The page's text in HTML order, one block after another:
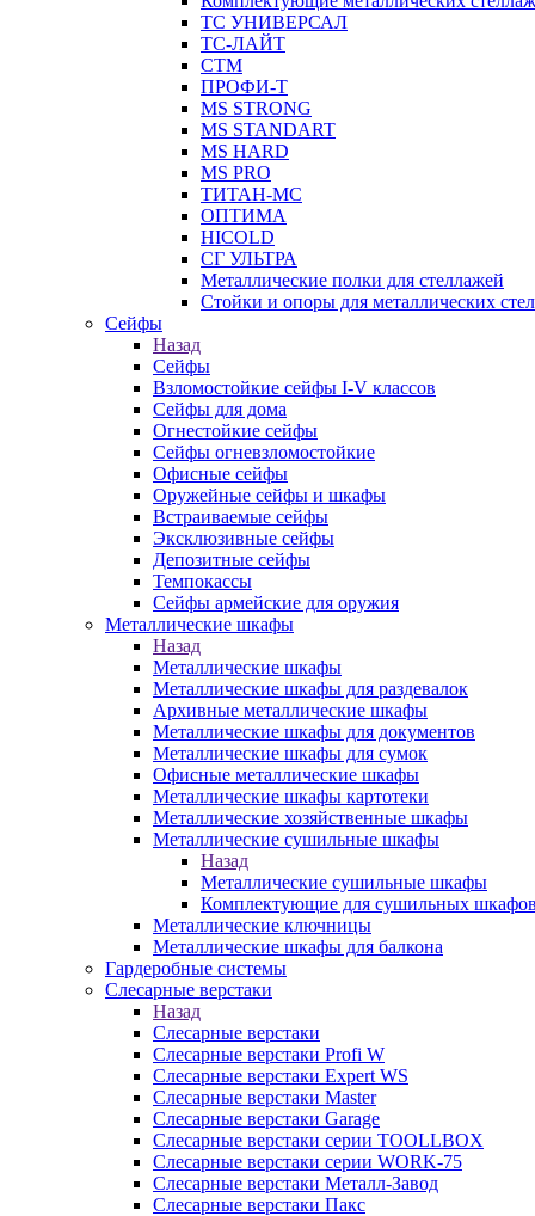
ТС УНИВЕРСАЛ
ТС-ЛАЙТ
СТМ
ПРОФИ-Т
MS STRONG
MS STANDART
MS HARD
MS PRO
ТИТАН-МС
ОПТИМА
HICOLD
СГ УЛЬТРА
Металлические полки для стеллажей
Стойки и опоры для металлических
Сейфы
Назад
Сейфы
Взломостойкие сейфы I-V классов
Сейфы для дома
Огнестойкие сейфы
Сейфы огневзломостойкие
Офисные сейфы
Оружейные сейфы и шкафы
Встраиваемые сейфы
Эксклюзивные сейфы
Депозитные сейфы
Темпокассы
Сейфы армейские для оружия
Металлические шкафы
Назад
Металлические шкафы
Металлические шкафы для раздевалок
Архивные металлические шкафы
Металлические шкафы для документов
Металлические шкафы для сумок
Офисные металлические шкафы
Металлические шкафы картотеки
Металлические хозяйственные шкафы
Металлические сушильные шкафы
Назад
Металлические сушильные шкафы
Комплектующие для сушильных шкафов
Металлические ключницы
Металлические шкафы для балкона
Гардеробные системы
Слесарные верстаки
Назад
Слесарные верстаки
Слесарные верстаки Profi W
Слесарные верстаки Expert WS
Слесарные верстаки Master
Слесарные верстаки Garage
Слесарные верстаки серии TOOLLBOX
Слесарные верстаки серии WORK-75
Слесарные верстаки Металл-Завод
Слесарные верстаки Пакс